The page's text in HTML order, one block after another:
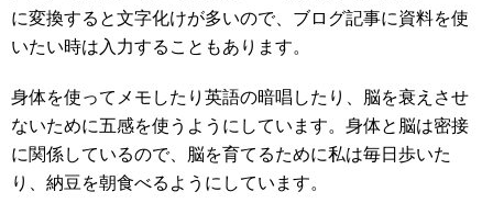
に変換すると文字化けが多いので、ブログ記事に資料を使
いたい時は入力することもあります。
身体を使ってメモしたり英語の暗唱したり、脳を衰えさせ
ないために五感を使うようにしています。身体と脳は密接
に関係しているので、脳を育てるために私は毎日歩いた
り、納豆を朝食べるようにしています。